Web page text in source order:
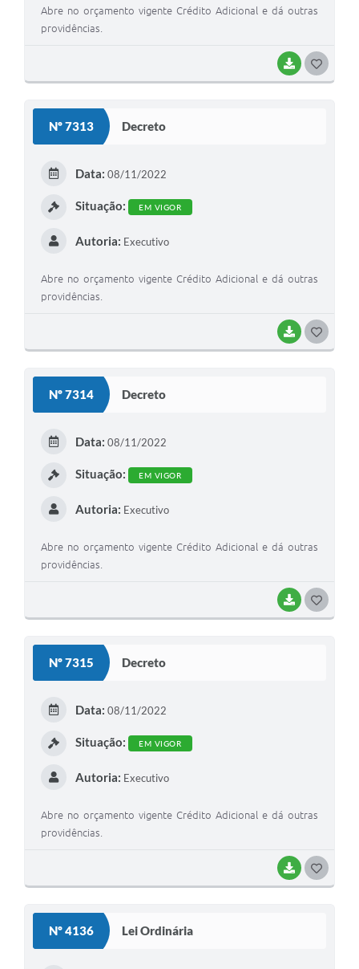
BAIXAR
Abre no orçamento vigente Crédito Adicional e dá outras
providências.
Nº 7313 Decreto
BAIXAR
Data: 08/11/2022
Situação: EM VIGOR
Autoria: Executivo
Abre no orçamento vigente Crédito Adicional e dá outras
providências.
Nº 7314 Decreto
BAIXAR
Data: 08/11/2022
Situação: EM VIGOR
Autoria: Executivo
Abre no orçamento vigente Crédito Adicional e dá outras
providências.
Nº 7315 Decreto
BAIXAR
Data: 08/11/2022
Situação: EM VIGOR
Autoria: Executivo
Abre no orçamento vigente Crédito Adicional e dá outras
providências.
Nº 4136 Lei Ordinária